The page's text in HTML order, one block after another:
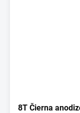
8T Čierna